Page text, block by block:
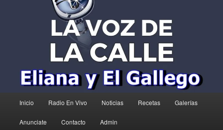
principal
Inicio Radio En Vivo Noticias Recetas Galerías
Anunciate Contacto Admin